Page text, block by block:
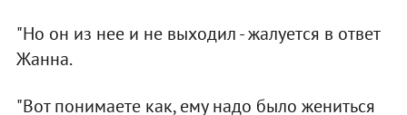
"Но он из нее и не выходил - жалуется в ответ
Жанна.
"Вот понимаете как, ему надо было жениться